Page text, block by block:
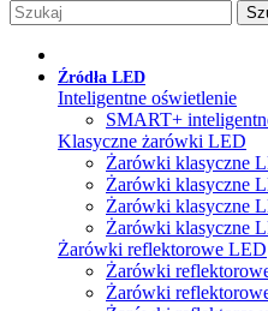
Źródła LED
Inteligentne oświetlenie
SMART+
Klasyczne żarówki LED
Żarówki klasyczne
Żarówki klasyczne
Żarówki klasyczne
Żarówki klasyczne
Żarówki reflektorowe LED
Żarówki
Żarówki